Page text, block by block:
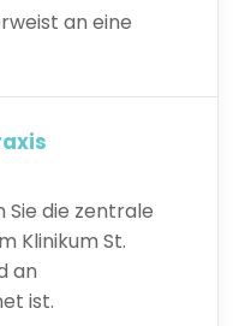
an eine
Sie die zentrale
Klinikum St.
an
ist.